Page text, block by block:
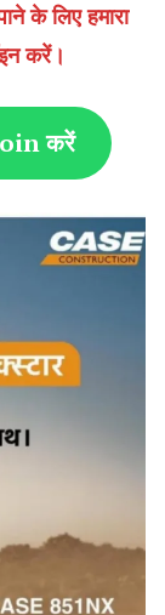
के लिए हमारा
करें।
करें